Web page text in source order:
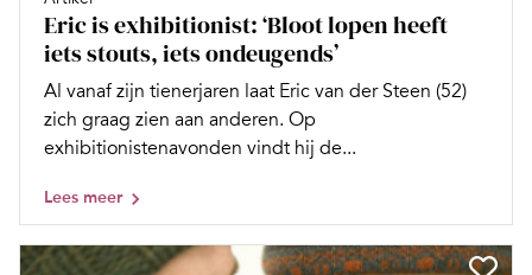
Eric is exhibitionist: ‘Bloot lopen heeft
iets stouts, iets ondeugends’
Al vanaf zijn tienerjaren laat Eric van der Steen (52)
zich graag zien aan anderen. Op
exhibitionistenavonden vindt hij de...
Lees meer